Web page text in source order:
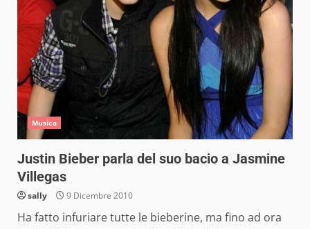
Musica
Justin Bieber parla del suo bacio a Jasmine
Villegas
sally 9 Dicembre 2010
Ha fatto infuriare tutte le bieberine, ma fino ad ora